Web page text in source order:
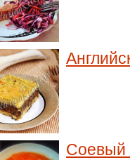
Соевый